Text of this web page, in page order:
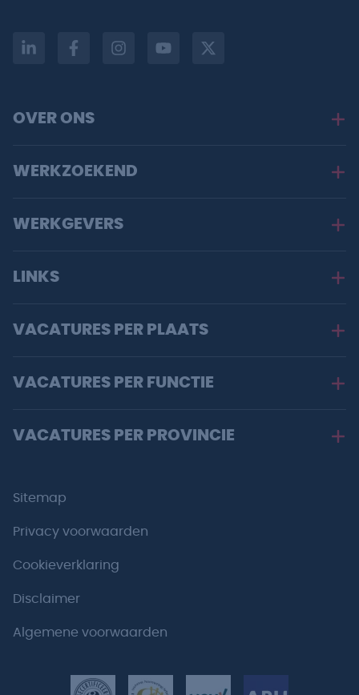
OVER ONS
WERKZOEKEND
WERKGEVERS
LINKS
VACATURES PER PLAATS
VACATURES PER FUNCTIE
VACATURES PER PROVINCIE
Sitemap
Privacy voorwaarden
Cookieverklaring
Disclaimer
Algemene voorwaarden